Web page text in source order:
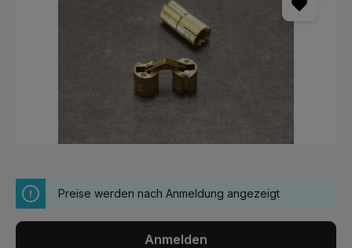
Preise werden nach Anmeldung angezeigt
Anmelden